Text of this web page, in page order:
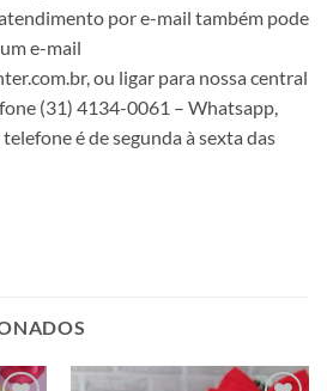
por e-mail também pode
e-mail
ou ligar para nossa central
(31) 4134-0061 – Whatsapp,
é de segunda à sexta das